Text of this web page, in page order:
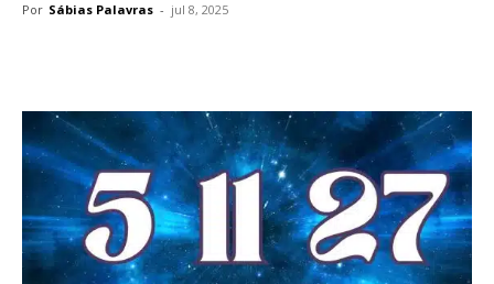
Por Sábias Palavras - jul 8, 2025